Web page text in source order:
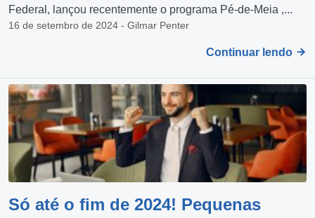
Federal, lançou recentemente o programa Pé-de-Meia ,...
16 de setembro de 2024 - Gilmar Penter
Continuar lendo
Só até o fim de 2024! Pequenas